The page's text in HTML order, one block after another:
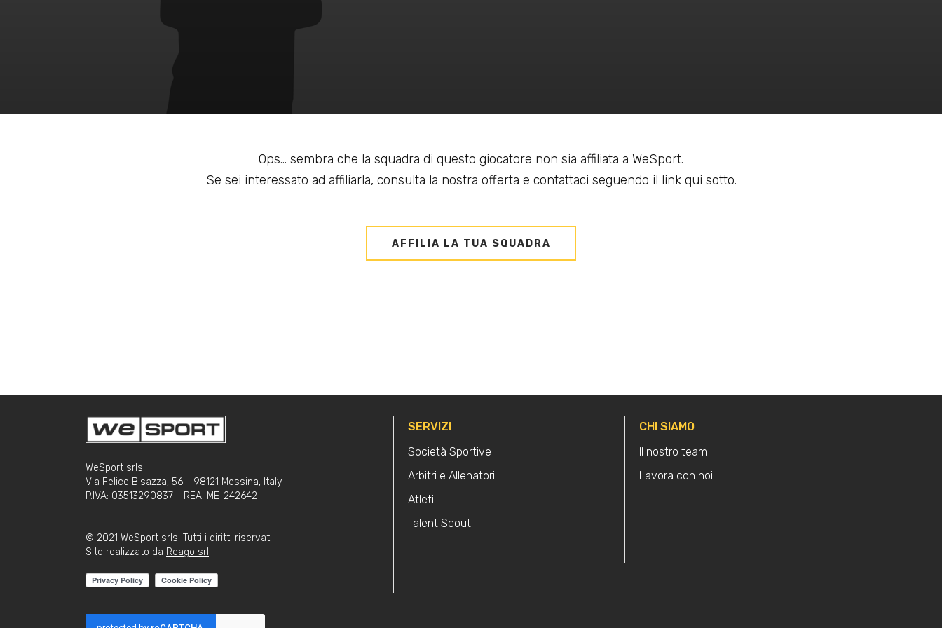
Ops... sembra che la squadra di questo giocatore non sia affiliata a WeSport.
Se sei interessato ad affiliarla, consulta la nostra offerta e contattaci seguendo il link qui sotto.
AFFILIA LA TUA SQUADRA
WeSport srls
Via Felice Bisazza, 56 - 98121 Messina, Italy
P.IVA: 03513290837 - REA: ME-242642
© 2021 WeSport srls. Tutti i diritti riservati.
Sito realizzato da Reago srl .
SERVIZI
Società Sportive
Arbitri e Allenatori
Atleti
Talent Scout
CHI SIAMO
Il nostro team
Lavora con noi